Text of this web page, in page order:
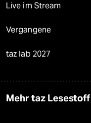
Live im Stream
Vergangene
taz lab 2027
Mehr taz Lesestoff